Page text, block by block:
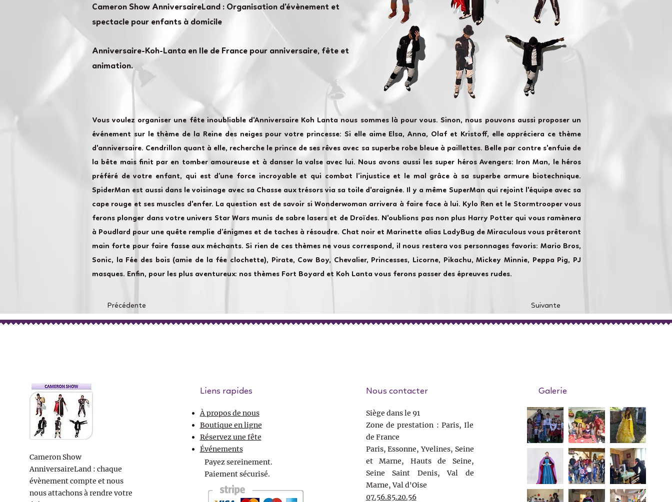
Cameron Show AnniversaireLand : Organisation d'évènement et
spectacle pour enfants à domicile
Anniversaire-Koh-Lanta en Ile de France pour anniversaire, fête et
animation.
Vous voulez organiser une fête inoubliable d'Anniversaire Koh Lanta nous sommes là pour vous. Sinon, nous pouvons aussi proposer un
événement sur le thème de la Reine des neiges pour votre princesse: Si elle aime Elsa, Anna, Olaf et Kristoff, elle appréciera ce thème
d'anniversaire. Cendrillon quant à elle, recherche le prince de ses rêves avec sa superbe robe bleue à paillettes. Belle par contre s'enfuie de
la bête mais finit par en tomber amoureuse et à danser la valse avec lui. Nous avons aussi les super héros Avengers: Iron Man, le héros
préféré de votre enfant, qui est d’une force incroyable et qui combat l’injustice et le mal grâce à sa superbe armure biotechnique.
SpiderMan est aussi dans le voisinage avec sa Chasse aux trésors via sa toile d'araignée. Il y a même SuperMan qui rejoint l'équipe avec sa
cape rouge et ses muscles d'enfer. La question est de savoir si Wonderwoman arrivera à faire face à lui. Kylo Ren et le Stormtrooper vous
ferons plonger dans votre univers Star Wars munis de sabre lasers et de Droïdes. N'oublions pas non plus Harry Potter qui vous ramènera
à Poudlard pour une quête remplie d’énigmes et de taches à résoudre. Chat noir et Marinette alias LadyBug de Miraculous vous prêteront
main forte pour faire fasse aux méchants. Si rien de ces thèmes ne vous correspond, il nous restera vos personnages favoris: Mario Bros,
Sonic, la Fée des bois (amie de la fée clochette), Pirate, Cow Boy, Chevalier, Princesses, Licorne, Pikachu, Mickey Minnie, Peppa Pig, PJ
masques. Enfin, pour les plus aventureux: nos thèmes Fort Boyard et Koh Lanta vous ferons passer des épreuves rudes.
Précédente Suivante
Cameron Show
AnniversaireLand : chaque
évènement compte et nous
nous attachons à rendre votre
Liens rapides
À propos de nous
Boutique en ligne
Réservez une fête
Événements
Payez sereinement.
Paiement sécurisé.
Nous contacter
Siège dans le 91
Zone de prestation : Paris, Ile
de France
Paris, Essonne, Yvelines, Seine
et Marne, Hauts de Seine,
Seine Saint Denis, Val de
Marne, Val d'Oise
07.56.85.20.56
Galerie